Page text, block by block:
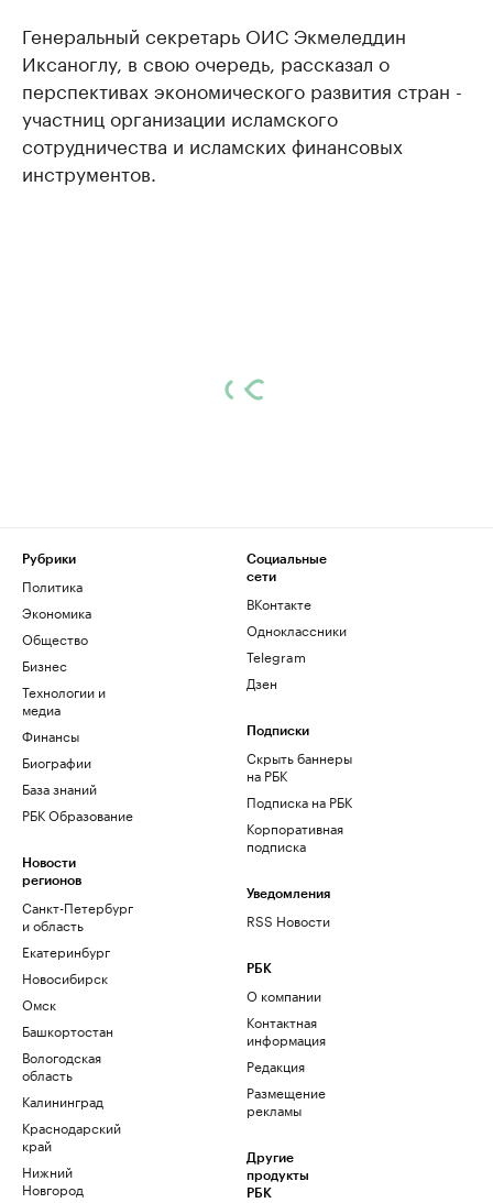
Генеральный секретарь ОИС Экмеледдин
Иксаноглу, в свою очередь, рассказал о
перспективах экономического развития стран -
участниц организации исламского
сотрудничества и исламских финансовых
инструментов.
Рубрики
Политика
Экономика
Общество
Бизнес
Технологии и
медиа
Финансы
Биографии
База знаний
РБК Образование
Новости
регионов
Санкт-Петербург
и область
Екатеринбург
Новосибирск
Омск
Башкортостан
Вологодская
область
Калининград
Краснодарский
край
Нижний
Новгород
Социальные
сети
ВКонтакте
Одноклассники
Telegram
Дзен
Подписки
Скрыть баннеры
на РБК
Подписка на РБК
Корпоративная
подписка
Уведомления
RSS Новости
РБК
О компании
Контактная
информация
Редакция
Размещение
рекламы
Другие
продукты
РБК